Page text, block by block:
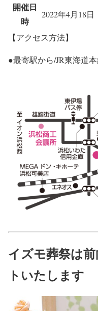
開催日
時
2022年4月18日
【アクセス方法】
●最寄駅から/JR東海道
イズモ葬祭は
トいたします